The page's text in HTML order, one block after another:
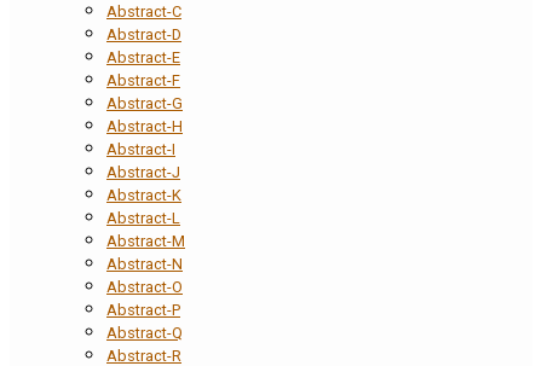
Abstract-C
Abstract-D
Abstract-E
Abstract-F
Abstract-G
Abstract-H
Abstract-I
Abstract-J
Abstract-K
Abstract-L
Abstract-M
Abstract-N
Abstract-O
Abstract-P
Abstract-Q
Abstract-R